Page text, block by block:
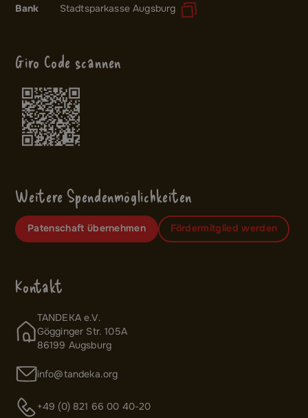
Kontakt
TANDEKA e.V.
Gögginger Str. 105A
86199 Augsburg
info@tandeka.org
+49 (0) 821 66 00 40-20
Giro Code scannen
Bank Stadtsparkasse Augsburg
Weitere Spendenmöglichkeiten
Patenschaft übernehmen Fördermitglied werden